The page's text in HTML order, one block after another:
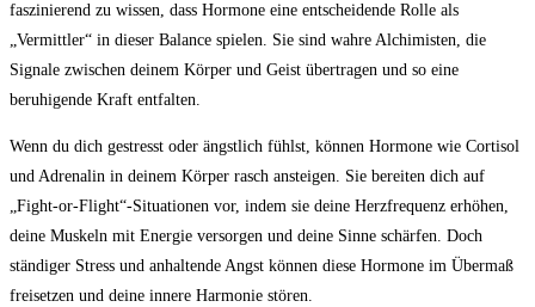
faszinierend zu wissen, dass Hormone eine entscheidende Rolle als
„Vermittler“ in dieser Balance spielen. Sie sind wahre Alchimisten, die
Signale zwischen deinem Körper und Geist übertragen und so eine
beruhigende Kraft entfalten.
Wenn du dich gestresst oder ängstlich fühlst, können Hormone wie Cortisol
und Adrenalin in deinem Körper rasch ansteigen. Sie bereiten dich auf
„Fight-or-Flight“-Situationen vor, indem sie deine Herzfrequenz erhöhen,
deine Muskeln mit Energie versorgen und deine Sinne schärfen. Doch
ständiger Stress und anhaltende Angst können diese Hormone im Übermaß
freisetzen und deine innere Harmonie stören.